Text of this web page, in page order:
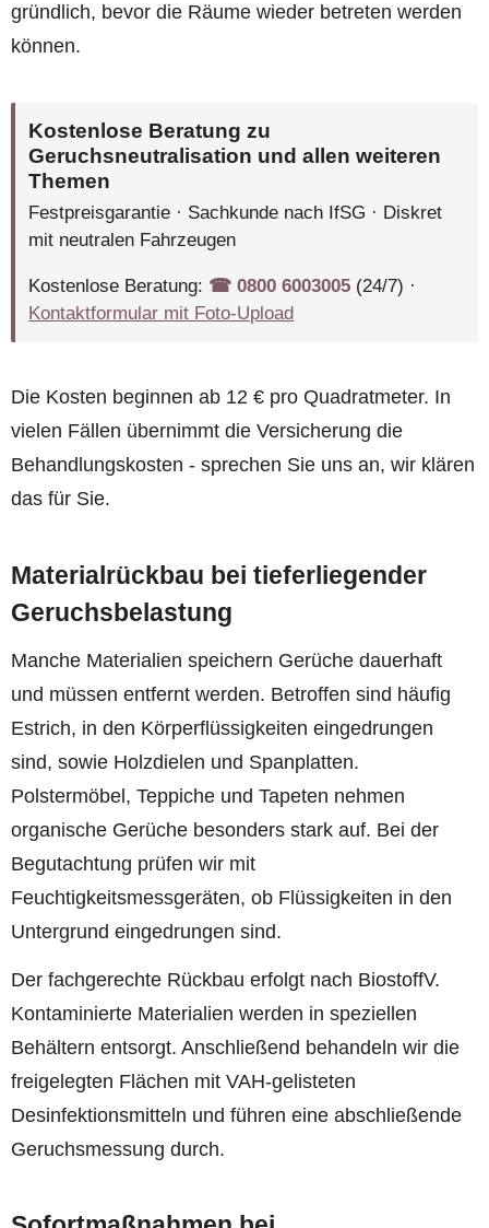
gründlich, bevor die Räume wieder betreten werden
können.
Kostenlose Beratung zu
Geruchsneutralisation und allen weiteren
Themen
Festpreisgarantie · Sachkunde nach IfSG · Diskret
mit neutralen Fahrzeugen
Kostenlose Beratung: ☎︎ 0800 6003005 (24/7) ·
Kontaktformular mit Foto-Upload
Die Kosten beginnen ab 12 € pro Quadratmeter. In
vielen Fällen übernimmt die Versicherung die
Behandlungskosten - sprechen Sie uns an, wir klären
das für Sie.
Materialrückbau bei tieferliegender
Geruchsbelastung
Manche Materialien speichern Gerüche dauerhaft
und müssen entfernt werden. Betroffen sind häufig
Estrich, in den Körperflüssigkeiten eingedrungen
sind, sowie Holzdielen und Spanplatten.
Polstermöbel, Teppiche und Tapeten nehmen
organische Gerüche besonders stark auf. Bei der
Begutachtung prüfen wir mit
Feuchtigkeitsmessgeräten, ob Flüssigkeiten in den
Untergrund eingedrungen sind.
Der fachgerechte Rückbau erfolgt nach BiostoffV.
Kontaminierte Materialien werden in speziellen
Behältern entsorgt. Anschließend behandeln wir die
freigelegten Flächen mit VAH-gelisteten
Desinfektionsmitteln und führen eine abschließende
Geruchsmessung durch.